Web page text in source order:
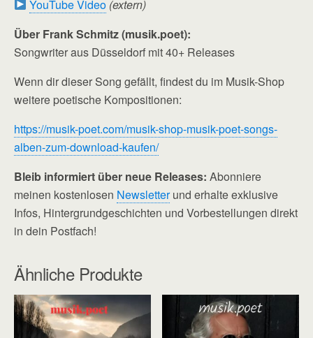
YouTube Video (extern)
Über Frank Schmitz (musik.poet):
Songwriter aus Düsseldorf mit 40+ Releases
Wenn dir dieser Song gefällt, findest du im Musik-Shop
weitere poetische Kompositionen:
https://musik-poet.com/musik-shop-musik-poet-songs-
alben-zum-download-kaufen/
Bleib informiert über neue Releases: Abonniere
meinen kostenlosen Newsletterund erhalte exklusive
Infos, Hintergrundgeschichten und Vorbestellungen direkt
in dein Postfach!
Ähnliche Produkte